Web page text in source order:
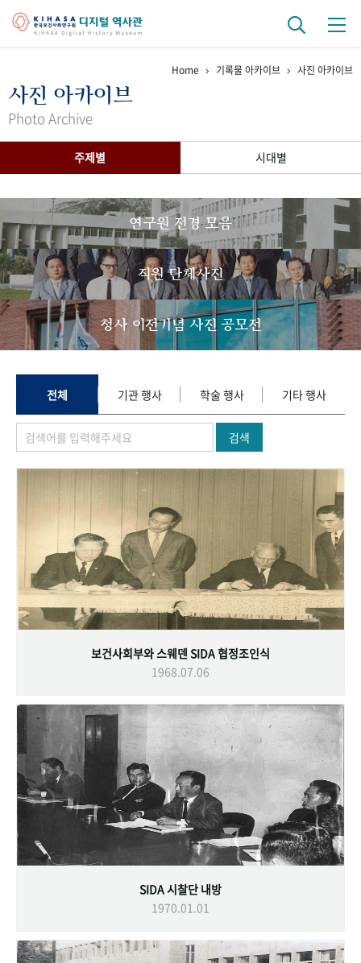
걸어온 길 기관 변천사
간행물 변천사
기록물 아카이브
사진 아카이브 문서 기록물 행정박물 영상 기록물
50+1 주년 기념
성과 50선 숫자로 보는 50년
세계와 함께 한 KIHASA
VR 역사관
Home 기록물 아카이브 사진 아카이브
사진 아카이브
Photo Archive
주제별 시대별
연구원 전경 모음
직원 단체사진
청사 이전기념 사진 공모전
전체 기관 행사 학술 행사 기타 행사
검색
보건사회부와 스웨덴 SIDA 협정조인식
1968.07.06
SIDA 시찰단 내방
1970.01.01